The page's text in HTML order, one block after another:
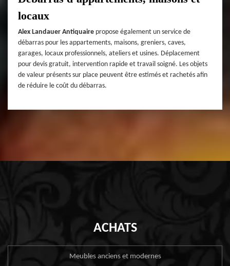
locaux
Alex Landauer Antiquaire propose également un service de
débarras pour les appartements, maisons, greniers, caves,
garages, locaux professionnels, ateliers et usines. Déplacement
pour devis gratuit, intervention rapide et travail soigné. Les objets
de valeur présents sur place peuvent être estimés et rachetés afin
de réduire le coût du débarras.
ACHATS
Meubles anciens et modernes